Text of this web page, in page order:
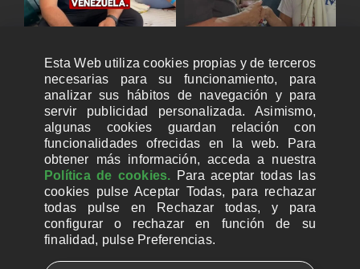
CUENTAS BANCARIAS PARA DONAR
Esta Web utiliza cookies propias y de terceros
necesarias para su funcionamiento, para
analizar sus hábitos de navegación y para
servir publicidad personalizada. Asimismo,
algunas cookies guardan relación con
funcionalidades ofrecidas en la web. Para
obtener más información, acceda a nuestra
Política de cookies. Para aceptar todas las
cookies pulse Aceptar Todas, para rechazar
todas pulse en Rechazar todas, y para
configurar o rechazar en función de su
finalidad, pulse Preferencias.